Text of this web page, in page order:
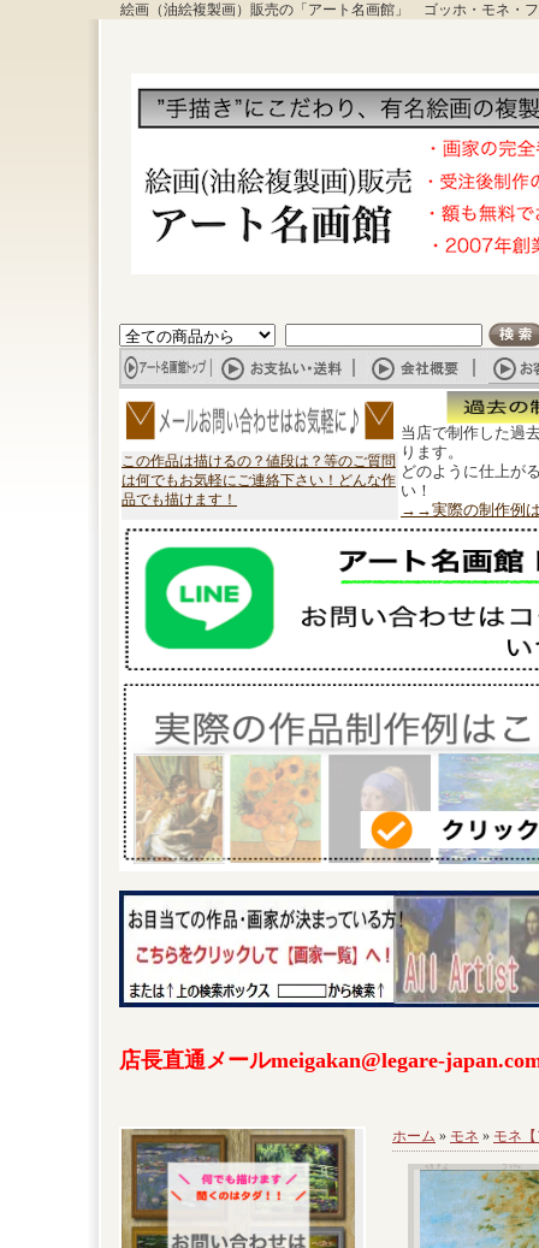
絵画（油絵複製画）販売の「アート名画館」 ゴッホ・モネ・
この作品は描けるの？値段は？等のご質問
は何でもお気軽にご連絡下さい！どんな作
品でも描けます！
当店で制作した過
ります。
どのように仕上が
い！
→→実際の制作例
店長直通メールmeigakan@legare-
ホーム » モネ » モネ